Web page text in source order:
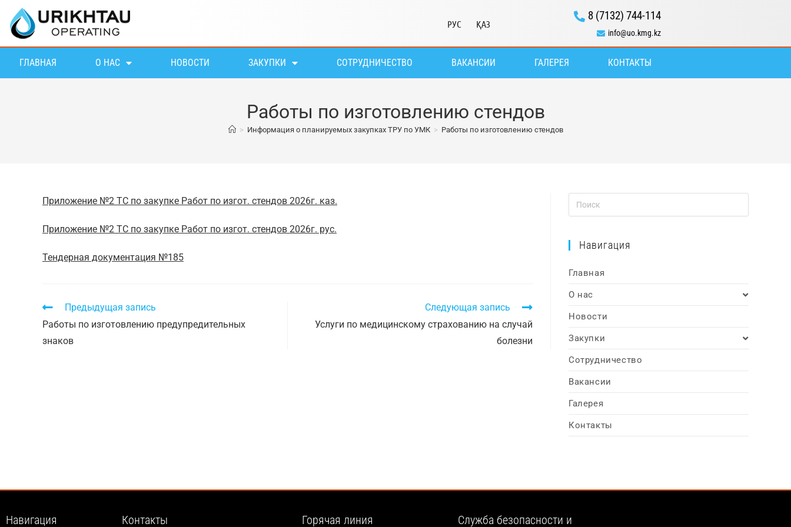
РУС ҚАЗ
8 (7132) 744-114
info@uo.kmg.kz
ГЛАВНАЯ О НАС НОВОСТИ ЗАКУПКИ СОТРУДНИЧЕСТВО ВАКАНСИИ ГАЛЕРЕЯ КОНТАКТЫ
Работы по изготовлению стендов
> Информация о планируемых закупках ТРУ по УМК > Работы по изготовлению стендов
Приложение №2 ТС по закупке Работ по изгот. стендов 2026г. каз.
Приложение №2 ТС по закупке Работ по изгот. стендов 2026г. рус.
Тендерная документация №185
Предыдущая запись
Работы по изготовлению предупредительных
знаков
Следующая запись
Услуги по медицинскому страхованию на случай
болезни
Навигация
Главная
О нас
Новости
Закупки
Сотрудничество
Вакансии
Галерея
Контакты
Навигация Контакты Горячая линия
Служба безопасности и